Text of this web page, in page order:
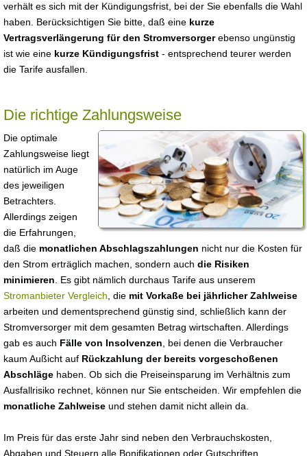
verhält es sich mit der Kündigungsfrist, bei der Sie ebenfalls die Wahl
haben. Berücksichtigen Sie bitte, daß eine kurze
Vertragsverlängerung für den Stromversorgerebenso ungünstig
ist wie eine kurze Kündigungsfrist - entsprechend teurer werden
die Tarife ausfallen.
Die richtige Zahlungsweise
Die optimale
Zahlungsweise liegt
natürlich im Auge
des jeweiligen
Betrachters.
Allerdings zeigen
die Erfahrungen,
daß die monatlichen Abschlagszahlungen nicht nur die Kosten für
den Strom erträglich machen, sondern auch die Risiken
minimieren . Es gibt nämlich durchaus Tarife aus unserem
Stromanbieter Vergleich , die mit Vorkaße bei jährlicher Zahlweise
arbeiten und dementsprechend günstig sind, schließlich kann der
Stromversorger mit dem gesamten Betrag wirtschaften. Allerdings
gab es auch Fälle von Insolvenzen , bei denen die Verbraucher
kaum Außicht auf Rückzahlung der bereits vorgeschoßenen
Abschläge haben. Ob sich die Preiseinsparung im Verhältnis zum
Ausfallrisiko rechnet, können nur Sie entscheiden. Wir empfehlen die
monatliche Zahlweise und stehen damit nicht allein da.
Im Preis für das erste Jahr sind neben den Verbrauchskosten,
Abgaben und Steuern alle Bonifikationen oder Gutschriften